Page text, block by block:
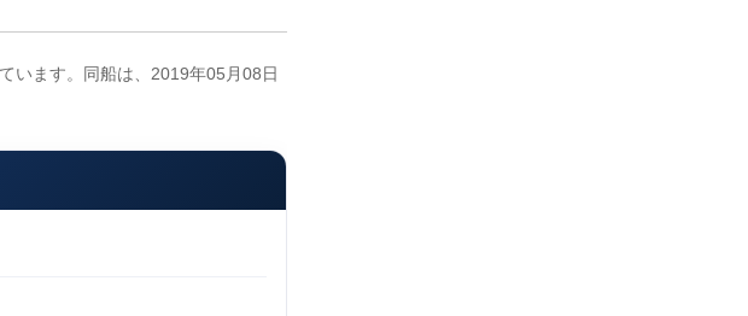
います。同船は、2019年05月08日